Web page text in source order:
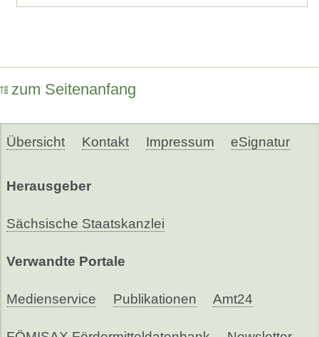
zum Seitenanfang
Übersicht Kontakt Impressum eSignatur
Herausgeber
Sächsische Staatskanzlei
Verwandte Portale
Medienservice Publikationen Amt24